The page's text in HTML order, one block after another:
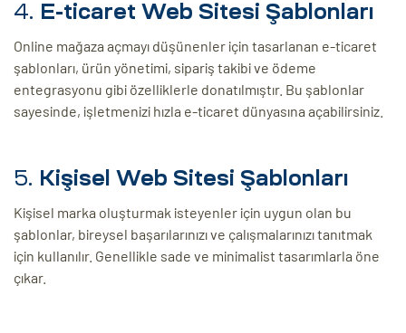
4. E-ticaret Web Sitesi Şablonları
Online mağaza açmayı düşünenler için tasarlanan e-ticaret
şablonları, ürün yönetimi, sipariş takibi ve ödeme
entegrasyonu gibi özelliklerle donatılmıştır. Bu şablonlar
sayesinde, işletmenizi hızla e-ticaret dünyasına açabilirsiniz.
5. Kişisel Web Sitesi Şablonları
Kişisel marka oluşturmak isteyenler için uygun olan bu
şablonlar, bireysel başarılarınızı ve çalışmalarınızı tanıtmak
için kullanılır. Genellikle sade ve minimalist tasarımlarla öne
çıkar.